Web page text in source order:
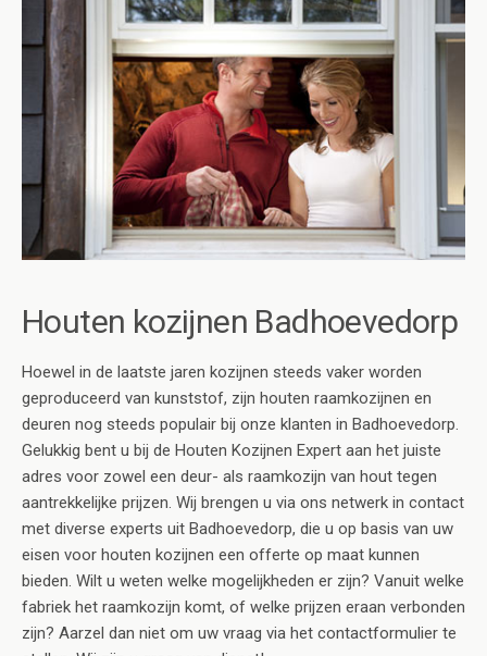
Houten kozijnen Badhoevedorp
Hoewel in de laatste jaren kozijnen steeds vaker worden
geproduceerd van kunststof, zijn houten raamkozijnen en
deuren nog steeds populair bij onze klanten in Badhoevedorp.
Gelukkig bent u bij de Houten Kozijnen Expert aan het juiste
adres voor zowel een deur- als raamkozijn van hout tegen
aantrekkelijke prijzen. Wij brengen u via ons netwerk in contact
met diverse experts uit Badhoevedorp, die u op basis van uw
eisen voor houten kozijnen een offerte op maat kunnen
bieden. Wilt u weten welke mogelijkheden er zijn? Vanuit welke
fabriek het raamkozijn komt, of welke prijzen eraan verbonden
zijn? Aarzel dan niet om uw vraag via het contactformulier te